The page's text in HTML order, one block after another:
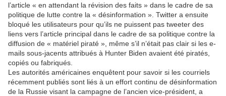
l’article « en attendant la révision des faits » dans le cadre de sa
politique de lutte contre la « désinformation ». Twitter a ensuite
bloqué les utilisateurs pour qu’ils ne puissent pas tweeter des
liens vers l’article principal dans le cadre de sa politique contre la
diffusion de « matériel piraté », même s’il n’était pas clair si les e-
mails sous-jacents attribués à Hunter Biden avaient été piratés,
copiés ou fabriqués.
Les autorités américaines enquêtent pour savoir si les courriels
récemment publiés sont liés à un effort continu de désinformation
de la Russie visant la campagne de l’ancien vice-président, a